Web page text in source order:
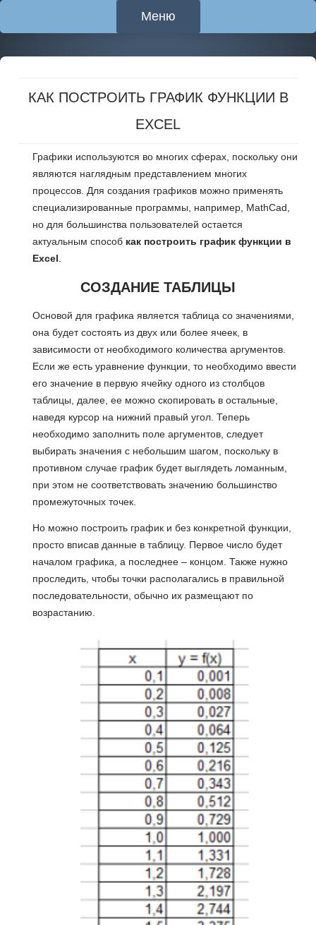
Меню
к
КАК ПОСТРОИТЬ ГРАФИК ФУНКЦИИ В
EXCEL
Графики используются во многих сферах, поскольку они
являются наглядным представлением многих
процессов. Для создания графиков можно применять
специализированные программы, например, MathCad,
но для большинства пользователей остается
актуальным способ как построить график функции в
Excel
СОЗДАНИЕ ТАБЛИЦЫ
Основой для графика является таблица со значениями,
она будет состоять из двух или более ячеек, в
зависимости от необходимого количества аргументов.
Если же есть уравнение функции, то необходимо ввести
его значение в первую ячейку одного из столбцов
таблицы, далее, ее можно скопировать в остальные,
наведя курсор на нижний правый угол. Теперь
необходимо заполнить поле аргументов, следует
выбирать значения с небольшим шагом, поскольку в
противном случае график будет выглядеть ломанным,
при этом не соответствовать значению большинство
промежуточных точек.
Но можно построить график и без конкретной функции,
просто вписав данные в таблицу. Первое число будет
началом графика, а последнее – концом. Также нужно
проследить, чтобы точки располагались в правильной
последовательности, обычно их размещают по
возрастанию.